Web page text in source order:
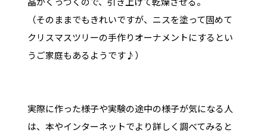
（そのままでもきれいですが、ニスを塗って固めて
クリスマスツリーの手作りオーナメントにするとい
うご家庭もあるようです♪）
実際に作った様子や実験の途中の様子が気になる人
は、本やインターネットでより詳しく調べてみると